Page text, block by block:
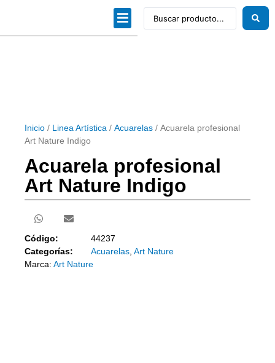
Inicio / Linea Artística / Acuarelas / Acuarela profesional
Art Nature Indigo
Acuarela profesional
Art Nature Indigo
Código:
44237
Categorías:
Acuarelas Art Nature
Marca: Art Nature